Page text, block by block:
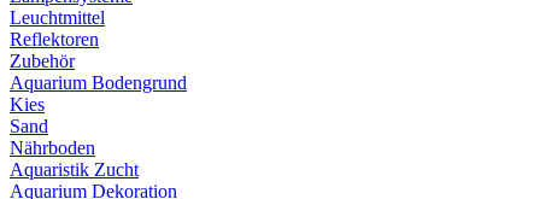
Leuchtmittel
Reflektoren
Zubehör
Aquarium Bodengrund
Kies
Sand
Nährboden
Aquaristik Zucht
Aquarium Dekoration